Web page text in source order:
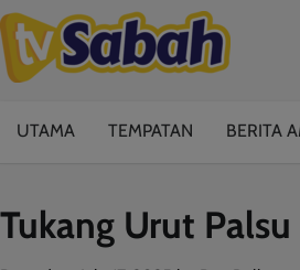
Skip
to
content
UTAMA TEMPATAN BERITA
Tukang Urut